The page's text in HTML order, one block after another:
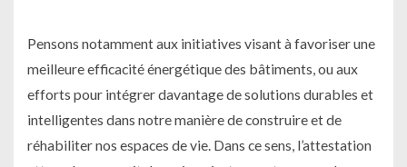
Pensons notamment aux initiatives visant à favoriser une
meilleure efficacité énergétique des bâtiments, ou aux
efforts pour intégrer davantage de solutions durables et
intelligentes dans notre manière de construire et de
réhabiliter nos espaces de vie. Dans ce sens, l’attestation